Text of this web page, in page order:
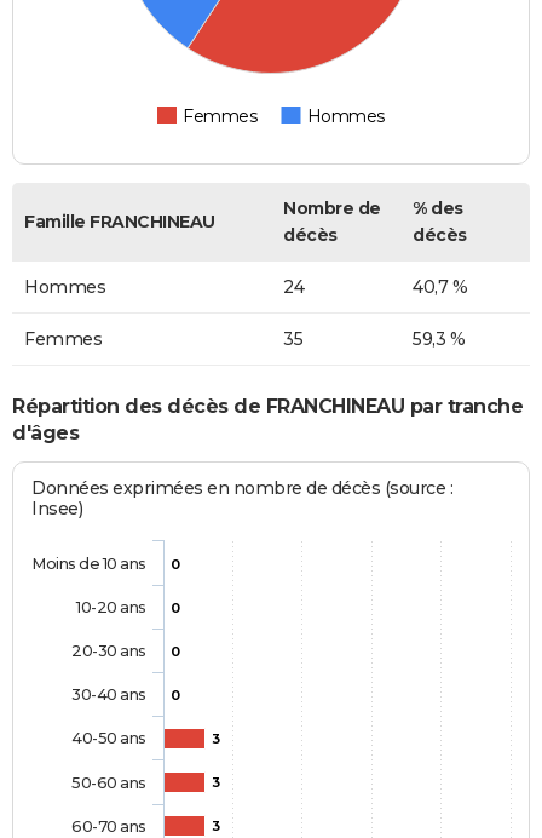
Femmes Hommes
Famille FRANCHINEAU
Nombre de
décès
% des
décès
Hommes 24 40,7 %
Femmes 35 59,3 %
Répartition des décès de FRANCHINEAU par tranche
d'âges
Données exprimées en nombre de décès (source :
Insee)
0
0
0
0
3
3
3
Moins de 10 ans
10-20 ans
20-30 ans
30-40 ans
40-50 ans
50-60 ans
60-70 ans